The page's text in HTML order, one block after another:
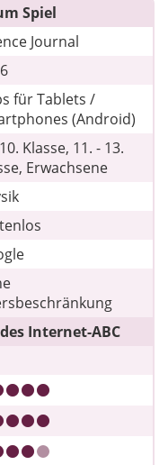
Spiel
Journal
für Tablets /
(Android)
Klasse, 11. - 13.
Erwachsene
Internet-ABC